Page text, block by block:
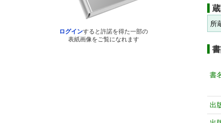
ログインすると許諾を得た一部の
表紙画像をご覧になれます
所
書
出